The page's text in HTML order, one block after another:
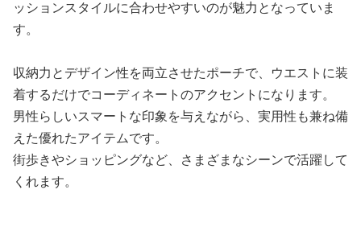
ッションスタイルに合わせやすいのが魅力となっていま
す。
収納力とデザイン性を両立させたポーチで、ウエストに装
着するだけでコーディネートのアクセントになります。
男性らしいスマートな印象を与えながら、実用性も兼ね備
えた優れたアイテムです。
街歩きやショッピングなど、さまざまなシーンで活躍して
くれます。